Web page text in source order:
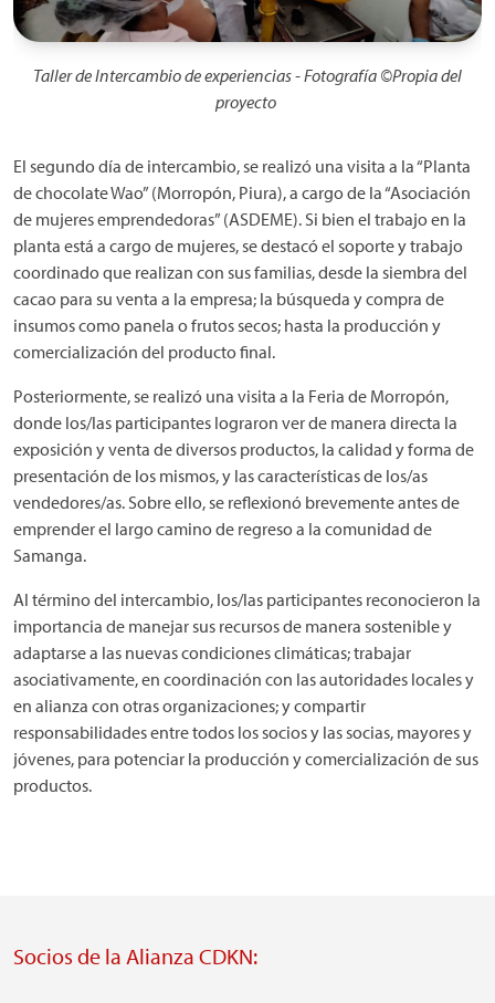
Taller de Intercambio de experiencias - Fotografía ©Propia del
proyecto
El segundo día de intercambio, se realizó una visita a la “Planta
de chocolate Wao” (Morropón, Piura), a cargo de la “Asociación
de mujeres emprendedoras” (ASDEME). Si bien el trabajo en la
planta está a cargo de mujeres, se destacó el soporte y trabajo
coordinado que realizan con sus familias, desde la siembra del
cacao para su venta a la empresa; la búsqueda y compra de
insumos como panela o frutos secos; hasta la producción y
comercialización del producto final.
Posteriormente, se realizó una visita a la Feria de Morropón,
donde los/las participantes lograron ver de manera directa la
exposición y venta de diversos productos, la calidad y forma de
presentación de los mismos, y las características de los/as
vendedores/as. Sobre ello, se reflexionó brevemente antes de
emprender el largo camino de regreso a la comunidad de
Samanga.
Al término del intercambio, los/las participantes reconocieron la
importancia de manejar sus recursos de manera sostenible y
adaptarse a las nuevas condiciones climáticas; trabajar
asociativamente, en coordinación con las autoridades locales y
en alianza con otras organizaciones; y compartir
responsabilidades entre todos los socios y las socias, mayores y
jóvenes, para potenciar la producción y comercialización de sus
productos.
Socios de la Alianza CDKN: